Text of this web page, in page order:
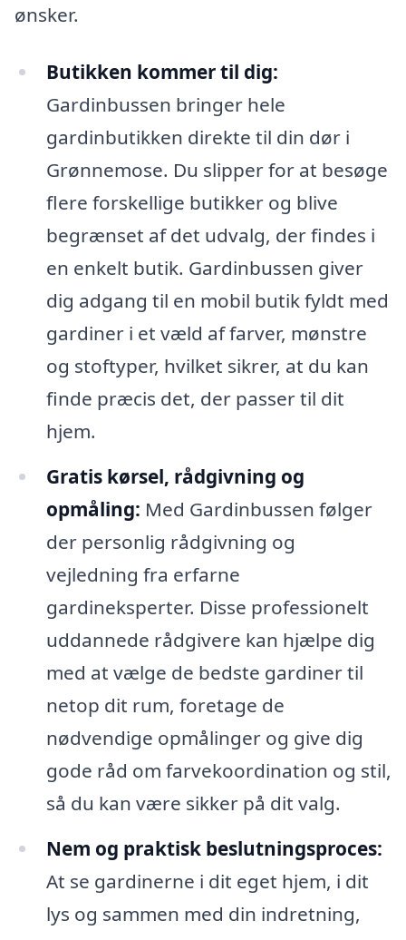
ønsker.
Butikken kommer til dig:
Gardinbussen bringer hele
gardinbutikken direkte til din dør i
Grønnemose. Du slipper for at besøge
flere forskellige butikker og blive
begrænset af det udvalg, der findes i
en enkelt butik. Gardinbussen giver
dig adgang til en mobil butik fyldt med
gardiner i et væld af farver, mønstre
og stoftyper, hvilket sikrer, at du kan
finde præcis det, der passer til dit
hjem.
Gratis kørsel, rådgivning og
opmåling: Med Gardinbussen følger
der personlig rådgivning og
vejledning fra erfarne
gardineksperter. Disse professionelt
uddannede rådgivere kan hjælpe dig
med at vælge de bedste gardiner til
netop dit rum, foretage de
nødvendige opmålinger og give dig
gode råd om farvekoordination og stil,
så du kan være sikker på dit valg.
Nem og praktisk beslutningsproces:
At se gardinerne i dit eget hjem, i dit
lys og sammen med din indretning,